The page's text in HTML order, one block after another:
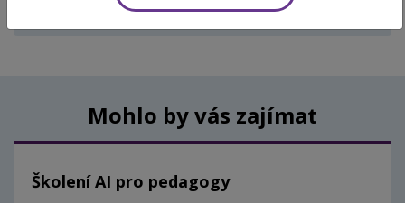
Aktuálně nejsou vypsány žádné termíny.
Mohlo by vás zajímat
Školení AI pro pedagogy